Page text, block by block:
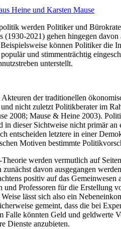
Heine und Karsten Mause
werden Politiker und
2021) gehen hingegen
können Politiker die
und stimmenträchtig
unterstellt.
der traditionellen
nicht zuletzt Politikberater im
2008; Mause & Heine 2003).
in dieser Sichtweise nicht primär
entscheiden letztere in einer
Motiven bestimmte
werden vermutlich auf
davon ausgegangen
positiv auf das
und Professoren für die Erstellung
lässt sich also ein
gemeint, dass die bei
könnten Geld und geldwerte
Dienste anzubieten.